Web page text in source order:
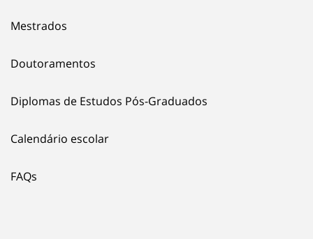
Mestrados
Doutoramentos
Diplomas de Estudos Pós-Graduados
Calendário escolar
FAQs